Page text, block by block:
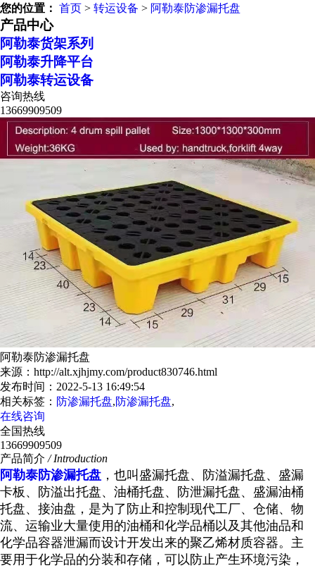
您的位置： 首页 > 转运设备 > 阿勒泰防渗漏托盘
产品中心
阿勒泰货架系列
阿勒泰升降平台
阿勒泰转运设备
咨询热线
13669909509
阿勒泰防渗漏托盘
来源：http://alt.xjhjmy.com/product830746.html
发布时间：2022-5-13 16:49:54
相关标签： 防渗漏托盘,防渗漏托盘,
在线咨询
全国热线
13669909509
产品简介 / Introduction
阿勒泰防渗漏托盘 ，也叫盛漏托盘、防溢漏托盘、盛漏
卡板、防溢出托盘、油桶托盘、防泄漏托盘、盛漏油桶
托盘、接油盘，是为了防止和控制现代工厂、仓储、物
流、运输业大量使用的油桶和化学品桶以及其他油品和
化学品容器泄漏而设计开发出来的聚乙烯材质容器。主
要用于化学品的分装和存储，可以防止产生环境污染，